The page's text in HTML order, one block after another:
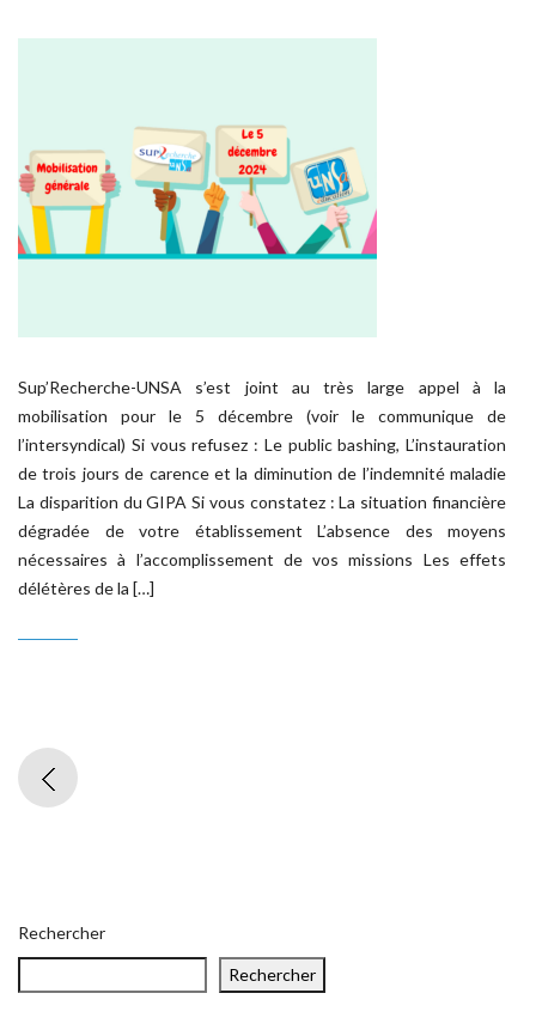
Sup’Recherche-UNSA s’est joint au très large appel à la
mobilisation pour le 5 décembre (voir le communique de
l’intersyndical) Si vous refusez : Le public bashing, L’instauration
de trois jours de carence et la diminution de l’indemnité maladie
La disparition du GIPA Si vous constatez : La situation financière
dégradée de votre établissement L’absence des moyens
nécessaires à l’accomplissement de vos missions Les effets
délétères de la […]
Rechercher
Rechercher